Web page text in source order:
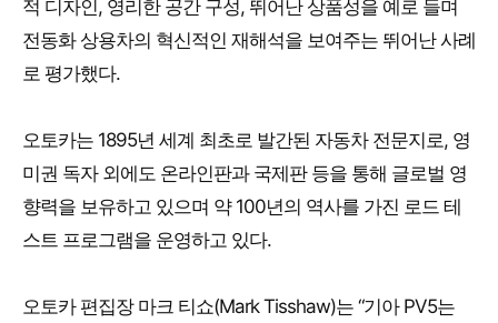
적 디자인, 영리한 공간 구성, 뛰어난 상품성을 예로 들며
전동화 상용차의 혁신적인 재해석을 보여주는 뛰어난 사례
로 평가했다.
오토카는 1895년 세계 최초로 발간된 자동차 전문지로, 영
미권 독자 외에도 온라인판과 국제판 등을 통해 글로벌 영
향력을 보유하고 있으며 약 100년의 역사를 가진 로드 테
스트 프로그램을 운영하고 있다.
오토카 편집장 마크 티쇼(Mark Tisshaw)는 “기아 PV5는